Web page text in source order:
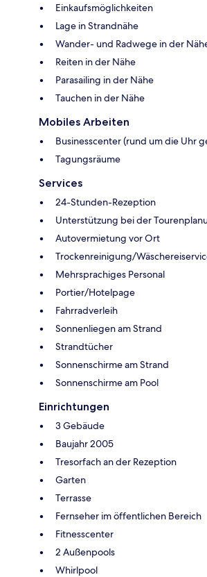
Einkaufsmöglichkeiten
Lage in Strandnähe
Wander- und Radwege in der
Reiten in der Nähe
Parasailing in der Nähe
Tauchen in der Nähe
Mobiles Arbeiten
Businesscenter (rund um die Uhr
Tagungsräume
Services
24-Stunden-Rezeption
Unterstützung bei der
Autovermietung vor Ort
Trockenreinigung/
Mehrsprachiges Personal
Portier/Hotelpage
Fahrradverleih
Sonnenliegen am Strand
Strandtücher
Sonnenschirme am Strand
Sonnenschirme am Pool
Einrichtungen
3 Gebäude
Baujahr 2005
Tresorfach an der Rezeption
Garten
Terrasse
Fernseher im öffentlichen Bereich
Fitnesscenter
2 Außenpools
Whirlpool